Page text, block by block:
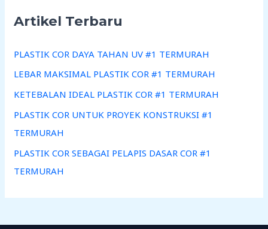
Artikel Terbaru
PLASTIK COR DAYA TAHAN UV #1 TERMURAH
LEBAR MAKSIMAL PLASTIK COR #1 TERMURAH
KETEBALAN IDEAL PLASTIK COR #1 TERMURAH
PLASTIK COR UNTUK PROYEK KONSTRUKSI #1
TERMURAH
PLASTIK COR SEBAGAI PELAPIS DASAR COR #1
TERMURAH